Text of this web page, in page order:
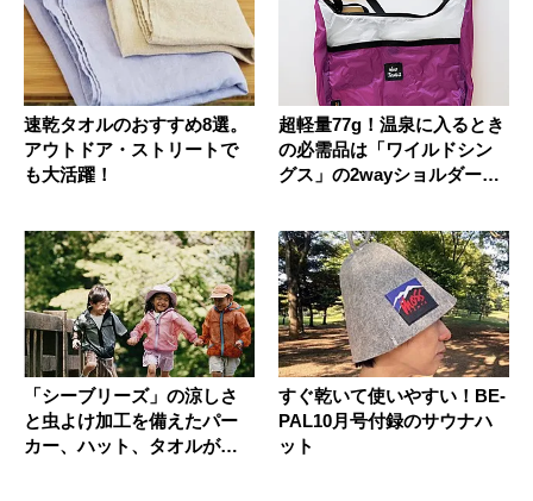
速乾タオルのおすすめ8選。
アウトドア・ストリートで
も大活躍！
超軽量77g！温泉に入るとき
の必需品は「ワイルドシン
グス」の2wayショルダー
「シーブリーズ」の涼しさ
と虫よけ加工を備えたパー
カー、ハット、タオルが登
すぐ乾いて使いやすい！BE-
PAL10月号付録のサウナハ
ット